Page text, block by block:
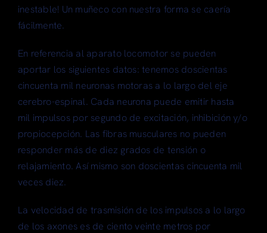
inestable! Un muñeco con nuestra forma se caería
fácilmente.
En referencia al aparato locomotor se pueden
aportar los siguientes datos: tenemos doscientas
cincuenta mil neuronas motoras a lo largo del eje
cerebro-espinal. Cada neurona puede emitir hasta
mil impulsos por segundo de excitación, inhibición y/o
propiocepción. Las fibras musculares no pueden
responder más de diez grados de tensión o
relajamiento. Así mismo son doscientas cincuenta mil
veces diez.
La velocidad de trasmisión de los impulsos a lo largo
de los axones es de ciento veinte metros por